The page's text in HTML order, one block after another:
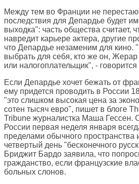
Между тем во Франции не
последствия для Депардье будет
выходка": часть общества считает,
навредит карьере актера, другие
что Депардье незаменим для
выбрать для себя, кто же он, Жерар
или налогоплательщик", -
Если Депардье хочет бежать от
ему придется проводить в России
"это слишком высокая цена за
сотен тысяч евро", пишет в блоге
Tribune журналистка Маша Гессен.
России первая неделя января
пределами обычного пространства
четвертый день "бесконечного
Бриджит Бардо заявила, что
гражданство, если французские
больных слонов.